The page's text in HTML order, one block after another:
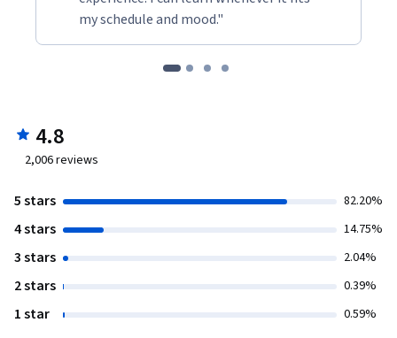
my schedule and mood."
4.8
2,006reviews
5 stars 82.20%
4 stars 14.75%
3 stars 2.04%
2 stars 0.39%
1 star 0.59%